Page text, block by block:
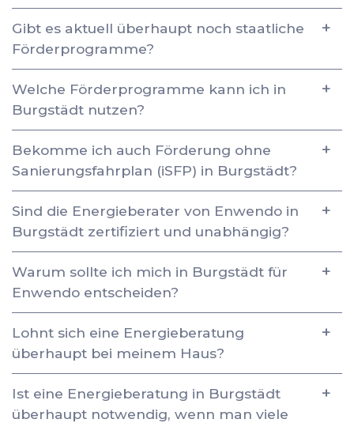
Gibt es aktuell überhaupt noch staatliche
Förderprogramme?
Welche Förderprogramme kann ich in
Burgstädt nutzen?
Bekomme ich auch Förderung ohne
Sanierungsfahrplan (iSFP) in Burgstädt?
Sind die Energieberater von Enwendo in
Burgstädt zertifiziert und unabhängig?
Warum sollte ich mich in Burgstädt für
Enwendo entscheiden?
Lohnt sich eine Energieberatung
überhaupt bei meinem Haus?
Ist eine Energieberatung in Burgstädt
überhaupt notwendig, wenn man viele